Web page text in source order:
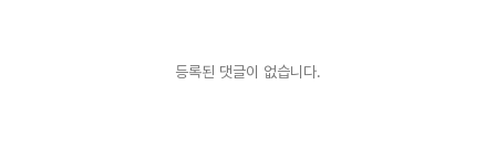
등록된 댓글이 없습니다.